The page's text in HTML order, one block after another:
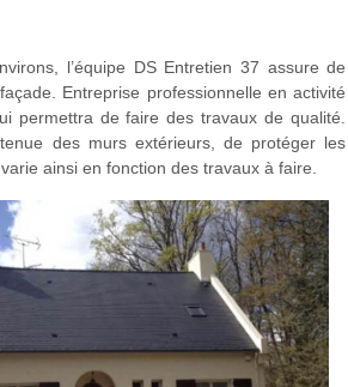
l’équipe DS Entretien 37 assure de
Entreprise professionnelle en activité
permettra de faire des travaux de qualité.
des murs extérieurs, de protéger les
ainsi en fonction des travaux à faire.